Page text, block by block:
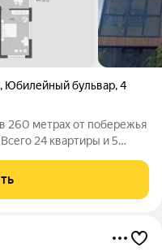
, Юбилейный бульвар,4
260 метрах от побережья
24 квартиры и 5
- маленький, но